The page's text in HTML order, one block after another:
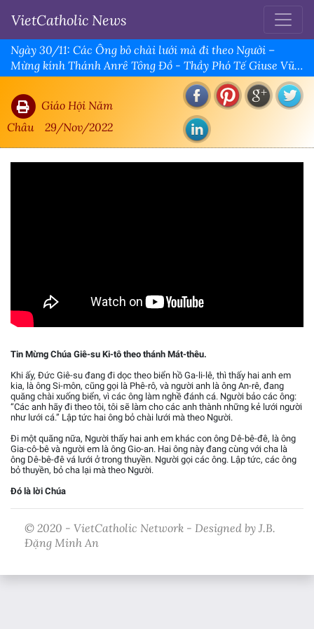
VietCatholic News
Ngày 30/11: Các Ông bỏ chài lưới mà đi theo Người –
Mừng kính Thánh Anrê Tông Đồ - Thầy Phó Tế Giuse Vũ
Viết Hướng, SDB
Giáo Hội Năm
Châu
29/Nov/2022
Tin Mừng Chúa Giê-su Ki-tô theo thánh Mát-thêu.
Khi ấy, Đức Giê-su đang đi dọc theo biển hồ Ga-li-lê, thì thấy hai anh em
kia, là ông Si-môn, cũng gọi là Phê-rô, và người anh là ông An-rê, đang
quăng chài xuống biển, vì các ông làm nghề đánh cá. Người bảo các ông:
“Các anh hãy đi theo tôi, tôi sẽ làm cho các anh thành những kẻ lưới người
như lưới cá.” Lập tức hai ông bỏ chài lưới mà theo Người.
Đi một quãng nữa, Người thấy hai anh em khác con ông Dê-bê-đê, là ông
Gia-cô-bê và người em là ông Gio-an. Hai ông này đang cùng với cha là
ông Dê-bê-đê vá lưới ở trong thuyền. Người gọi các ông. Lập tức, các ông
bỏ thuyền, bỏ cha lại mà theo Người.
Đó là lời Chúa
© 2020 - VietCatholic Network - Designed by J.B.
Đặng Minh An